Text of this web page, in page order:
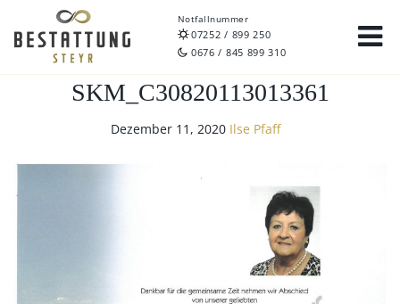
Notfallnummer
07252 / 899 250
0676 / 845 899 310
SKM_C30820113013361
Dezember 11, 2020 Ilse Pfaff